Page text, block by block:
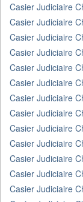
Casier Judiciaire
Casier Judiciaire
Casier Judiciaire
Casier Judiciaire
Casier Judiciaire
Casier Judiciaire
Casier Judiciaire
Casier Judiciaire
Casier Judiciaire
Casier Judiciaire
Casier Judiciaire
Casier Judiciaire
Casier Judiciaire